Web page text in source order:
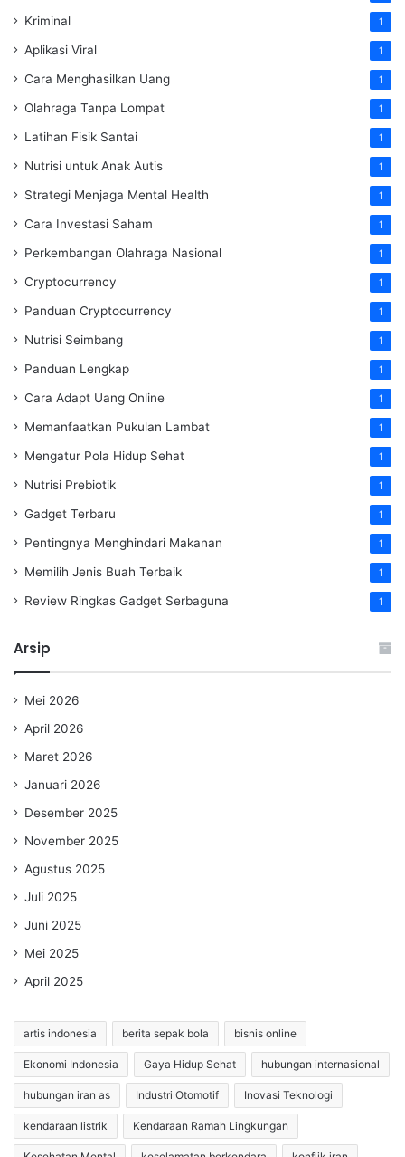
Kriminal 1
Aplikasi Viral 1
Cara Menghasilkan Uang 1
Olahraga Tanpa Lompat 1
Latihan Fisik Santai 1
Nutrisi untuk Anak Autis 1
Strategi Menjaga Mental Health 1
Cara Investasi Saham 1
Perkembangan Olahraga Nasional 1
Cryptocurrency 1
Panduan Cryptocurrency 1
Nutrisi Seimbang 1
Panduan Lengkap 1
Cara Adapt Uang Online 1
Memanfaatkan Pukulan Lambat 1
Mengatur Pola Hidup Sehat 1
Nutrisi Prebiotik 1
Gadget Terbaru 1
Pentingnya Menghindari Makanan 1
Memilih Jenis Buah Terbaik 1
Review Ringkas Gadget Serbaguna 1
Arsip
Mei 2026
April 2026
Maret 2026
Januari 2026
Desember 2025
November 2025
Agustus 2025
Juli 2025
Juni 2025
Mei 2025
April 2025
artis indonesia berita sepak bola bisnis online
Ekonomi Indonesia Gaya Hidup Sehat hubungan internasional
hubungan iran as Industri Otomotif Inovasi Teknologi
kendaraan listrik Kendaraan Ramah Lingkungan